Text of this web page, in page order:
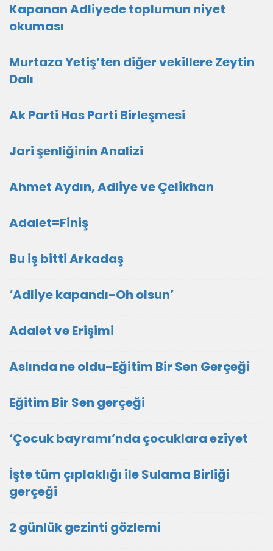
Kapanan Adliyede toplumun niyet
okuması
Murtaza Yetiş’ten diğer vekillere Zeytin
Dalı
Ak Parti Has Parti Birleşmesi
Jari şenliğinin Analizi
Ahmet Aydın, Adliye ve Çelikhan
Adalet=Finiş
Bu iş bitti Arkadaş
‘Adliye kapandı-Oh olsun’
Adalet ve Erişimi
Aslında ne oldu-Eğitim Bir Sen Gerçeği
Eğitim Bir Sen gerçeği
‘Çocuk bayramı’nda çocuklara eziyet
İşte tüm çıplaklığı ile Sulama Birliği
gerçeği
2 günlük gezinti gözlemi